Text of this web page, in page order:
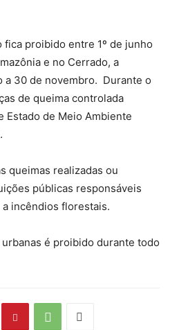
fica proibido entre 1º de junho
e no Cerrado, a
a 30 de novembro. Durante o
de queima controlada
Estado de Meio Ambiente
queimas realizadas ou
públicas responsáveis
incêndios florestais.
é proibido durante todo